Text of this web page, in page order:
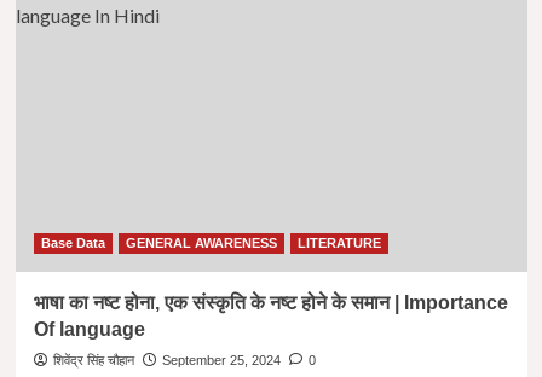
Base Data GENERAL AWARENESS LITERATURE
भाषा का नष्ट होना, एक संस्कृति के नष्ट होने के समान | Importance
Of language
शिवेंद्र सिंह चौहान September 25, 2024 0